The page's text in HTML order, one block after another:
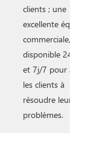
clients ; une
excellente équipe
commerciale,
disponible 24h/
et 7j/7 pour
les clients à
résoudre leurs
problèmes.